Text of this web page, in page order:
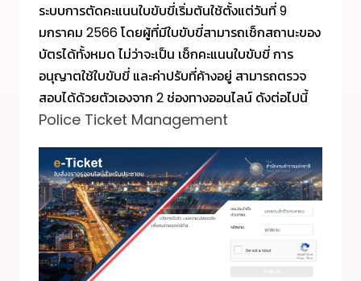
ระบบการตัดคะแนนใบขับขี่เริ่มต้นใช้ตั้งแต่วันที่ 9
มกราคม 2566 โดยผู้ที่มีใบขับขี่สามารถเช็กสถานะของ
บัตรได้ทั้งหมด ไม่ว่าจะเป็น เช็กคะแนนใบขับขี่ การ
อนุญาตใช้ใบขับขี่ และค่าปรับที่ค้างอยู่ สามารถตรวจ
สอบได้ด้วยตัวเองจาก 2 ช่องทางออนไลน์ ดังต่อไปนี้
Police Ticket Management